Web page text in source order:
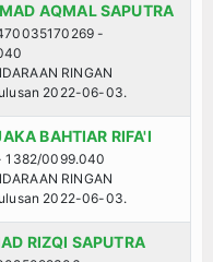
AQMAL SAPUTRA
-
RINGAN
2022-06-03.
BAHTIAR RIFA'I
1382/0099.040
RINGAN
2022-06-03.
RIZQI SAPUTRA